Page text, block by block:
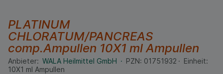
PLATINUM
CHLORATUM/PANCREAS
comp.Ampullen 10X1 mlAmpullen
Anbieter: WALA Heilmittel GmbH PZN: 01751932
Einheit:
10X1 ml Ampullen